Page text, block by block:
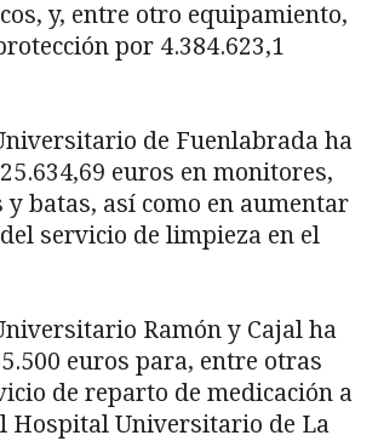
y, entre otro equipamiento,
por 4.384.623,1
de Fuenlabrada ha
euros en monitores,
batas, así como en aumentar
servicio de limpieza en el
Ramón y Cajal ha
euros para, entre otras
de reparto de medicación a
Hospital Universitario de La